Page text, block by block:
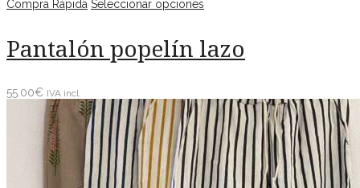
Compra Rápida Seleccionar opciones
Pantalón popelín lazo
55.00€ IVA incl.